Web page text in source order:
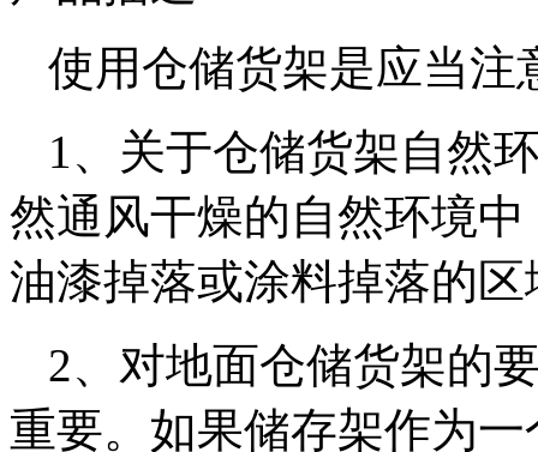
使用仓储货架是应当注
1、关于仓储货架自然
然通风干燥的自然环境
油漆掉落或涂料掉落的区
2、对地面仓储货架的
重要。如果储存架作为